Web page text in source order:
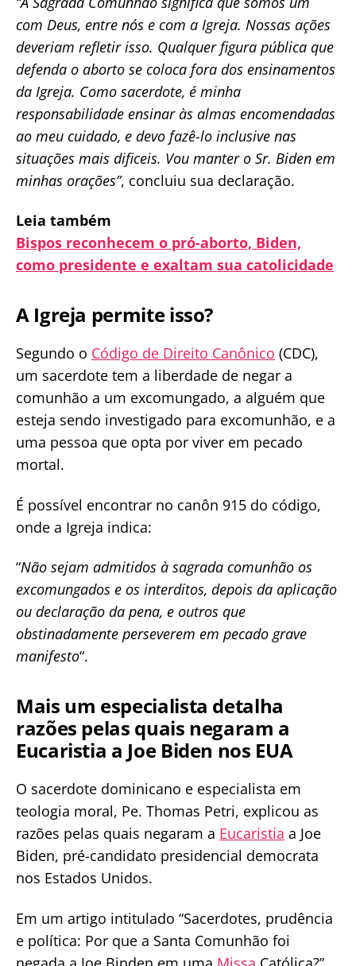
com Deus, entre nós e com a Igreja. Nossas ações
deveriam refletir isso. Qualquer figura pública que
defenda o aborto se coloca fora dos ensinamentos
da Igreja. Como sacerdote, é minha
responsabilidade ensinar às almas encomendadas
ao meu cuidado, e devo fazê-lo inclusive nas
situações mais dificeis. Vou manter o Sr. Biden em
minhas orações”, concluiu sua declaração.
Leia também
Bispos reconhecem o pró-aborto, Biden,
como presidente e exaltam sua catolicidade
A Igreja permite isso?
Segundo o Código de Direito Canônico (CDC),
um sacerdote tem a liberdade de negar a
comunhão a um excomungado, a alguém que
esteja sendo investigado para excomunhão, e a
uma pessoa que opta por viver em pecado
mortal.
É possível encontrar no canôn 915 do código,
onde a Igreja indica:
“Não sejam admitidos à sagrada comunhão os
excomungados e os interditos, depois da aplicação
ou declaração da pena, e outros que
obstinadamente perseverem em pecado grave
manifesto“.
Mais um especialista detalha
razões pelas quais negaram a
Eucaristia a Joe Biden nos EUA
O sacerdote dominicano e especialista em
teologia moral, Pe. Thomas Petri, explicou as
razões pelas quais negaram a Eucaristia a Joe
Biden, pré-candidato presidencial democrata
nos Estados Unidos.
Em um artigo intitulado “Sacerdotes, prudência
e política: Por que a Santa Comunhão foi